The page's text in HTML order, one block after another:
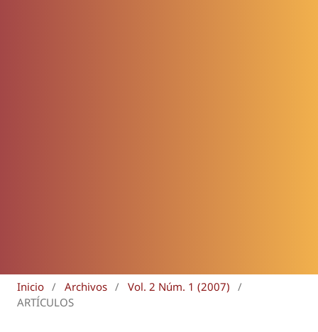
Inicio / Archivos / Vol. 2 Núm. 1 (2007)
/
ARTÍCULOS